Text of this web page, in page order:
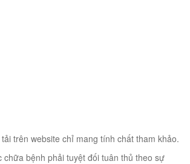
trên website chỉ mang tính chất tham khảo.
chữa bệnh phải tuyệt đối tuân thủ theo sự